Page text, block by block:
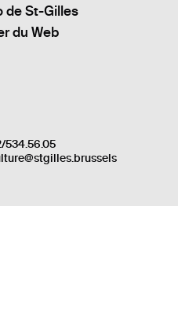
de St-Gilles
du Web
534.56.05